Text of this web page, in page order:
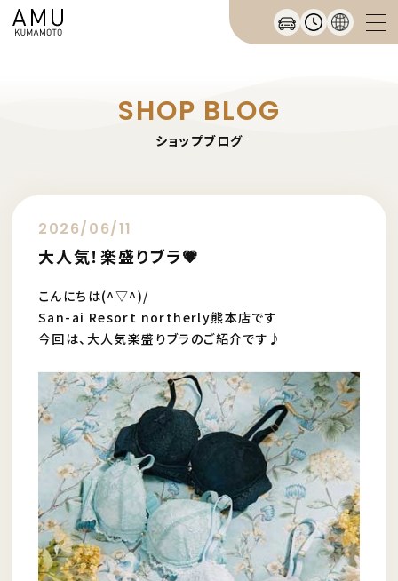
SHOP BLOG
ショップブログ
2026/06/11
大人気！楽盛りブラ💗
こんにちは(^▽^)/
San-ai Resort northerly熊本店です
今回は、大人気楽盛りブラのご紹介です♪